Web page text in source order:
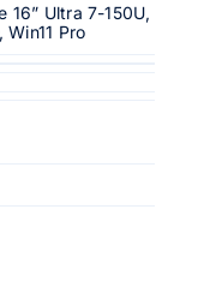
16” Ultra 7-150U,
Win11 Pro